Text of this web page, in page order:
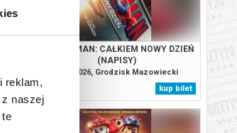
reklam,
naszej
te
SPIDER-MAN: CAŁKIEM NOWY DZIEŃ
(NAPISY)
08.08.2026, Grodzisk Mazowiecki
kup bilet